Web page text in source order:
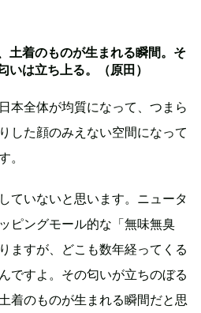
土着のものが生まれる瞬間。そ
いは立ち上る。（原田）
本全体が均質になって、つまら
した顔のみえない空間になって
。
ていないと思います。ニュータ
ピングモール的な「無味無臭
ますが、どこも数年経ってくる
ですよ。その匂いが立ちのぼる
着のものが生まれる瞬間だと思